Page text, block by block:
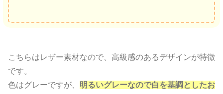
こちらはレザー素材なので、高級感のあるデザインが特徴
です。
色はグレーですが、 明るいグレーなので白を基調としたお